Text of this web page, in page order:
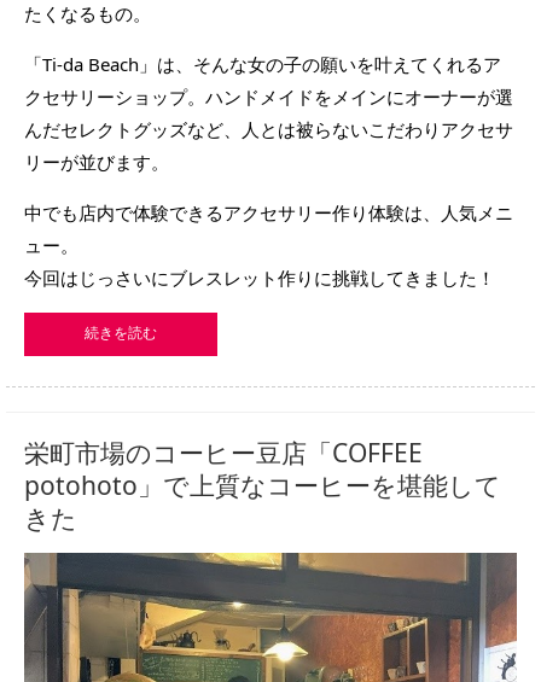
たくなるもの。
「Ti-da Beach」は、そんな女の子の願いを叶えてくれるア
クセサリーショップ。ハンドメイドをメインにオーナーが選
んだセレクトグッズなど、人とは被らないこだわりアクセサ
リーが並びます。
中でも店内で体験できるアクセサリー作り体験は、人気メニ
ュー。
今回はじっさいにブレスレット作りに挑戦してきました！
続きを読む
栄町市場のコーヒー豆店「COFFEE
potohoto」で上質なコーヒーを堪能して
きた